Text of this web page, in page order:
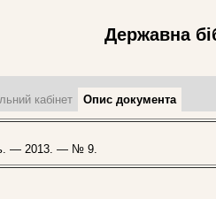
Державна
кабінет Опис документа
— 2013. — № 9.